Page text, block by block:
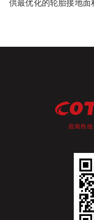
供最优化的轮胎接地面
咨询热